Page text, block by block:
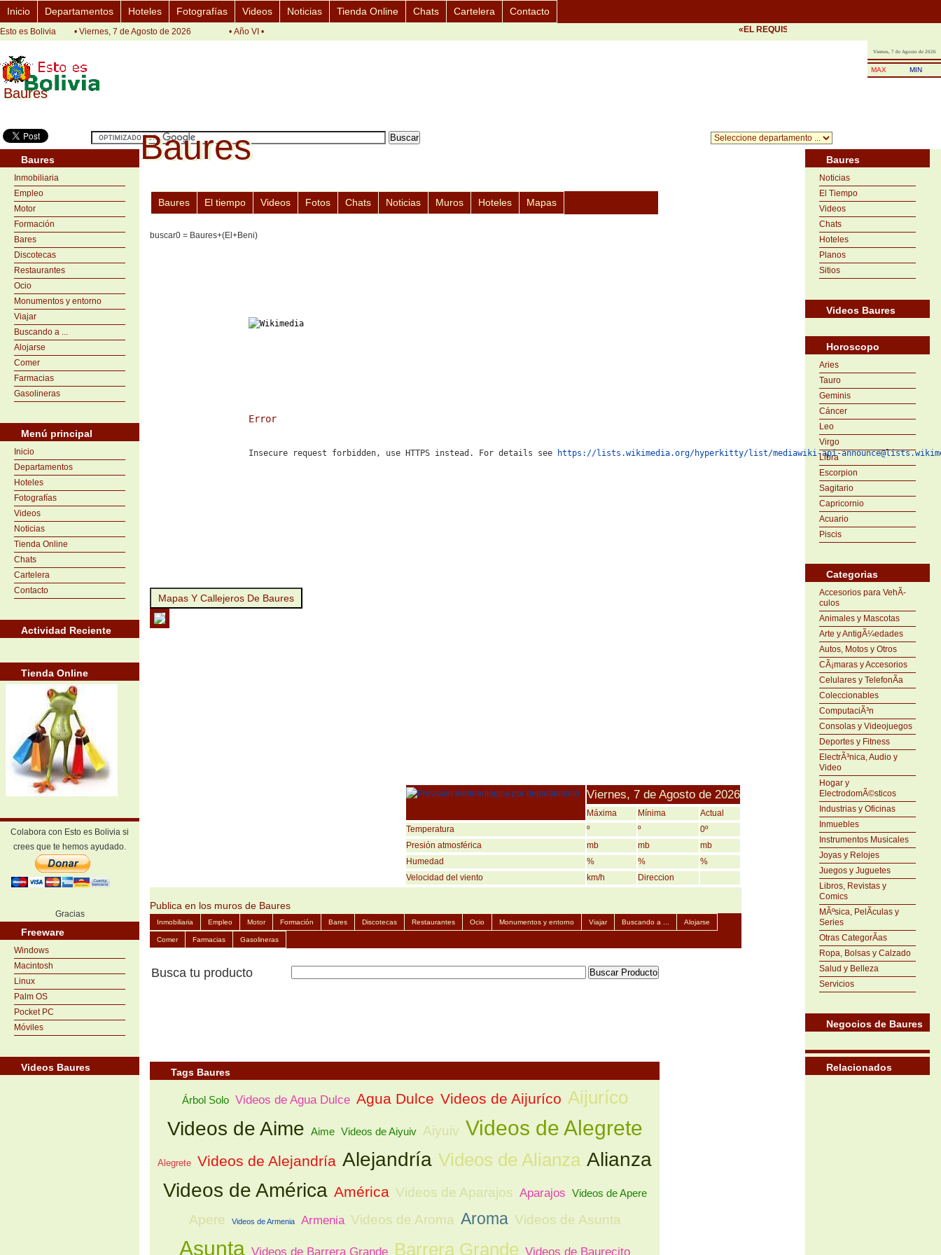
Baures
Baures
Inicio Departamentos Hoteles Fotografías Videos Noticias Tienda Online Chats Cartelera Contacto
Esto es Bolivia • Viernes, 7 de Agosto de 2026 • Año VI • «EL REQUISITO DEL ÉXITO ES LA PRONTITUD EN
Viernes, 7 de Agosto de 2026
MAX MIN
Baures
Inmobiliaria
Empleo
Motor
Formación
Bares
Discotecas
Restaurantes
Ocio
Monumentos y entorno
Viajar
Buscando a ...
Alojarse
Comer
Farmacias
Gasolineras
Menú principal
Inicio
Departamentos
Hoteles
Fotografías
Videos
Noticias
Tienda Online
Chats
Cartelera
Contacto
Actividad Reciente
Tienda Online
Colabora con Esto es Bolivia si
crees que te hemos ayudado.
Gracias
Freeware
Windows
Macintosh
Linux
Palm OS
Pocket PC
Móviles
Videos Baures
Baures
Baures
Baures El tiempo Videos Fotos Chats Noticias Muros Hoteles Mapas
buscar0 = Baures+(El+Beni)
Error
Insecure request forbidden, use HTTPS instead. For details see https://lists.wikimedia.org/hyperkitty/list/mediawiki-api-announce@lists.wikimedia.org/
Mapas Y Callejeros De Baures
Viernes, 7 de Agosto de 2026
Máxima Mínima
Actual
Temperatura
º º
0º
Presión atmosférica
mb mb
mb
Humedad
% %
%
Velocidad del viento
km/h Direccion
Publica en los muros de Baures
Inmobiliaria Empleo Motor Formación Bares Discotecas Restaurantes Ocio Monumentos y entorno Viajar Buscando a ... Alojarse
Comer Farmacias Gasolineras
Busca tu producto
Tags Baures
Árbol Solo Videos de Agua Dulce Agua Dulce Videos de Aijuríco Aijuríco
Videos de Aime Aime Videos de Aiyuiv Aiyuiv Videos de Alegrete
Alegrete Videos de Alejandría Alejandría Videos de Alianza Alianza
Videos de América América Videos de Aparajos Aparajos Videos de Apere
Apere Videos de Armenia Armenia Videos de Aroma Aroma Videos de Asunta
Asunta Videos de Barrera Grande Barrera Grande Videos de Baurecito
Baures
Noticias
El Tiempo
Videos
Chats
Hoteles
Planos
Sitios
Videos Baures
Horoscopo
Aries
Tauro
Geminis
Cáncer
Leo
Virgo
Libra
Escorpion
Sagitario
Capricornio
Acuario
Piscis
Categorias
Accesorios para VehÃ­
culos
Animales y Mascotas
Arte y AntigÃ¼edades
Autos, Motos y Otros
CÃ¡maras y Accesorios
Celulares y TelefonÃ­a
Coleccionables
ComputaciÃ³n
Consolas y Videojuegos
Deportes y Fitness
ElectrÃ³nica, Audio y
Video
Hogar y
ElectrodomÃ©sticos
Industrias y Oficinas
Inmuebles
Instrumentos Musicales
Joyas y Relojes
Juegos y Juguetes
Libros, Revistas y
Comics
MÃºsica, PelÃ­culas y
Series
Otras CategorÃ­as
Ropa, Bolsas y Calzado
Salud y Belleza
Servicios
Negocios de Baures
Relacionados